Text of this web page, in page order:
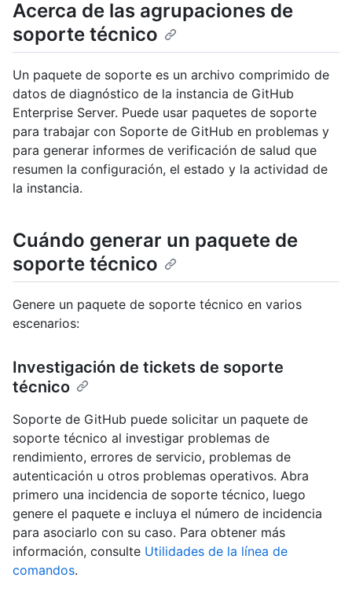
Acerca de las agrupaciones de
soporte técnico
Un paquete de soporte es un archivo comprimido de
datos de diagnóstico de la instancia de GitHub
Enterprise Server. Puede usar paquetes de soporte
para trabajar con Soporte de GitHub en problemas y
para generar informes de verificación de salud que
resumen la configuración, el estado y la actividad de
la instancia.
Cuándo generar un paquete de
soporte técnico
Genere un paquete de soporte técnico en varios
escenarios:
Investigación de tickets de soporte
técnico
Soporte de GitHub puede solicitar un paquete de
soporte técnico al investigar problemas de
rendimiento, errores de servicio, problemas de
autenticación u otros problemas operativos. Abra
primero una incidencia de soporte técnico, luego
genere el paquete e incluya el número de incidencia
para asociarlo con su caso. Para obtener más
información, consulte Utilidades de la línea de
comandos.